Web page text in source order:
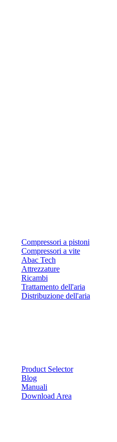
Compressori a pistoni
Compressori a vite
Abac Tech
Attrezzature
Ricambi
Trattamento dell'aria
Distribuzione dell'aria
Product Selector
Blog
Manuali
Download Area